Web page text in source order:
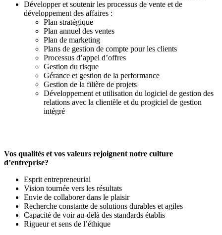
Développer et soutenir les processus de vente et de
développement des affaires :
Plan stratégique
Plan annuel des ventes
Plan de marketing
Plans de gestion de compte pour les clients
Processus d’appel d’offres
Gestion du risque
Gérance et gestion de la performance
Gestion de la filière de projets
Développement et utilisation du logiciel de gestion des
relations avec la clientèle et du progiciel de gestion
intégré
Vos qualités et vos valeurs rejoignent notre culture
d’entreprise?
Esprit entrepreneurial
Vision tournée vers les résultats
Envie de collaborer dans le plaisir
Recherche constante de solutions durables et agiles
Capacité de voir au-delà des standards établis
Rigueur et sens de l’éthique